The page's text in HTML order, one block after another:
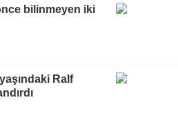
bilinmeyen iki
Ralf